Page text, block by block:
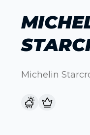
Michelin